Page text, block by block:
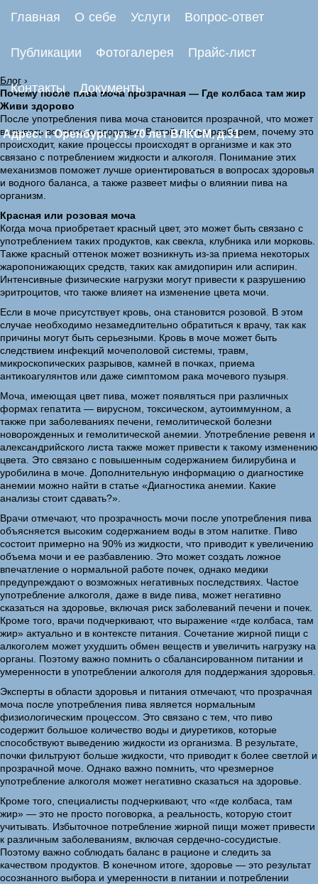
Главная О себе Услуги Вопрос-ответ
Публикации Фотогалерея Прайс-лист
Контакты Документы
Адрес: г. Оренбург, ул. 70 лет ВЛКСМ, д.31.
Блог ›
Почему после пива моча прозрачная — Где колбаса там жир
Живи здорово
После употребления пива моча становится прозрачной, что может
вызывать вопросы о здоровье. В этой статье разберем, почему это
происходит, какие процессы происходят в организме и как это
связано с потреблением жидкости и алкоголя. Понимание этих
механизмов поможет лучше ориентироваться в вопросах здоровья
и водного баланса, а также развеет мифы о влиянии пива на
организм.
Красная или розовая моча
Когда моча приобретает красный цвет, это может быть связано с
употреблением таких продуктов, как свекла, клубника или морковь.
Также красный оттенок может возникнуть из-за приема некоторых
жаропонижающих средств, таких как амидопирин или аспирин.
Интенсивные физические нагрузки могут привести к разрушению
эритроцитов, что также влияет на изменение цвета мочи.
Если в моче присутствует кровь, она становится розовой. В этом
случае необходимо незамедлительно обратиться к врачу, так как
причины могут быть серьезными. Кровь в моче может быть
следствием инфекций мочеполовой системы, травм,
микроскопических разрывов, камней в почках, приема
антикоагулянтов или даже симптомом рака мочевого пузыря.
Моча, имеющая цвет пива, может появляться при различных
формах гепатита — вирусном, токсическом, аутоиммунном, а
также при заболеваниях печени, гемолитической болезни
новорожденных и гемолитической анемии. Употребление ревеня и
александрийского листа также может привести к такому изменению
цвета. Это связано с повышенным содержанием билирубина и
уробилина в моче. Дополнительную информацию о диагностике
анемии можно найти в статье «Диагностика анемии. Какие
анализы стоит сдавать?».
Врачи отмечают, что прозрачность мочи после употребления пива
объясняется высоким содержанием воды в этом напитке. Пиво
состоит примерно на 90% из жидкости, что приводит к увеличению
объема мочи и ее разбавлению. Это может создать ложное
впечатление о нормальной работе почек, однако медики
предупреждают о возможных негативных последствиях. Частое
употребление алкоголя, даже в виде пива, может негативно
сказаться на здоровье, включая риск заболеваний печени и почек.
Кроме того, врачи подчеркивают, что выражение «где колбаса, там
жир» актуально и в контексте питания. Сочетание жирной пищи с
алкоголем может ухудшить обмен веществ и увеличить нагрузку на
органы. Поэтому важно помнить о сбалансированном питании и
умеренности в употреблении алкоголя для поддержания здоровья.
Эксперты в области здоровья и питания отмечают, что прозрачная
моча после употребления пива является нормальным
физиологическим процессом. Это связано с тем, что пиво
содержит большое количество воды и диуретиков, которые
способствуют выведению жидкости из организма. В результате,
почки фильтруют больше жидкости, что приводит к более светлой и
прозрачной моче. Однако важно помнить, что чрезмерное
употребление алкоголя может негативно сказаться на здоровье.
Кроме того, специалисты подчеркивают, что «где колбаса, там
жир» — это не просто поговорка, а реальность, которую стоит
учитывать. Избыточное потребление жирной пищи может привести
к различным заболеваниям, включая сердечно-сосудистые.
Поэтому важно соблюдать баланс в рационе и следить за
качеством продуктов. В конечном итоге, здоровье — это результат
осознанного выбора и умеренности в питании и потреблении